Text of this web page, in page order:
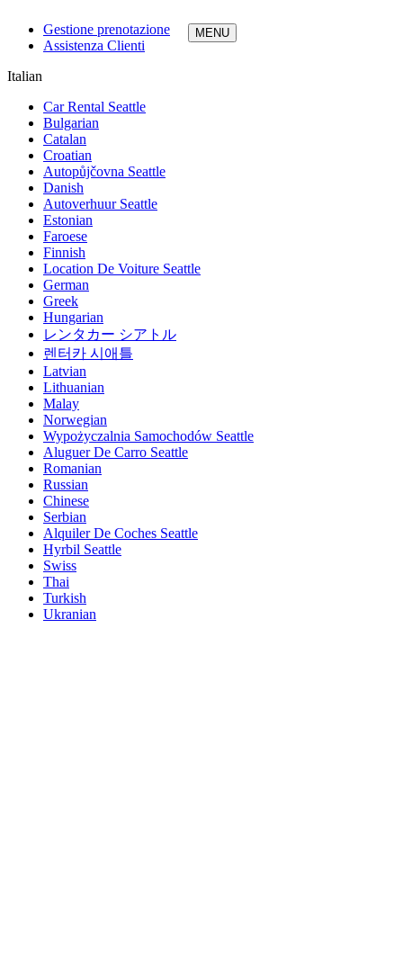
Gestione prenotazione
Assistenza Clienti
Italian
Car Rental Seattle
Bulgarian
Catalan
Croatian
Autopůjčovna Seattle
Danish
Autoverhuur Seattle
Estonian
Faroese
Finnish
Location De Voiture Seattle
German
Greek
Hungarian
レンタカー シアトル
렌터카 시애틀
Latvian
Lithuanian
Malay
Norwegian
Wypożyczalnia Samochodów Seattle
Aluguer De Carro Seattle
Romanian
Russian
Chinese
Serbian
Alquiler De Coches Seattle
Hyrbil Seattle
Swiss
Thai
Turkish
Ukranian